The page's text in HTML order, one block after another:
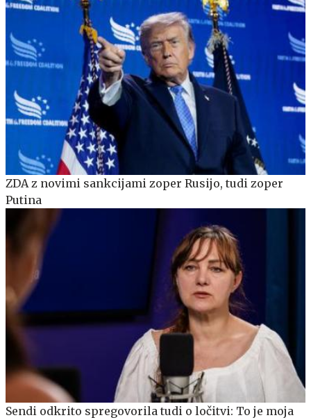
ZDA z novimi sankcijami zoper Rusijo, tudi zoper
Putina
Sendi odkrito spregovorila tudi o ločitvi: To je moja